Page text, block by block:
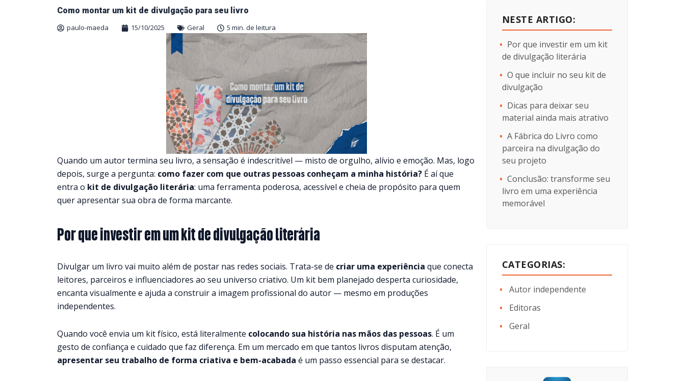
Como montar um kit de divulgação para seu livro
paulo-maeda 15/10/2025 Geral 5 min. de leitura
Quando um autor termina seu livro, a sensação é indescritível — misto de orgulho, alívio e emoção. Mas, logo
depois, surge a pergunta: como fazer com que outras pessoas conheçam a minha história? É aí que
entra o kit de divulgação literária: uma ferramenta poderosa, acessível e cheia de propósito para quem
quer apresentar sua obra de forma marcante.
Por que investir em um kit de divulgação literária
Divulgar um livro vai muito além de postar nas redes sociais. Trata-se de criar uma experiência que conecta
leitores, parceiros e influenciadores ao seu universo criativo. Um kit bem planejado desperta curiosidade,
encanta visualmente e ajuda a construir a imagem profissional do autor — mesmo em produções
independentes.
Quando você envia um kit físico, está literalmente colocando sua história nas mãos das pessoas. É um
gesto de confiança e cuidado que faz diferença. Em um mercado em que tantos livros disputam atenção,
apresentar seu trabalho de forma criativa e bem-acabada é um passo essencial para se destacar.
NESTE ARTIGO:
Por que investir em um kit
de divulgação literária
O que incluir no seu kit de
divulgação
Dicas para deixar seu
material ainda mais atrativo
A Fábrica do Livro como
parceira na divulgação do
seu projeto
Conclusão: transforme seu
livro em uma experiência
memorável
CATEGORIAS:
Autor independente
Editoras
Geral